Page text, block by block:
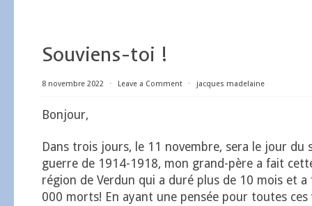
Souviens-toi !
8 novembre 2022 ⋅ Leave a Comment ⋅ jacques madelaine
Bonjour,
Dans trois jours, le 11 novembre, sera le jour du
guerre de 1914-1918, mon grand-père a fait
région de Verdun qui a duré plus de 10 mois et
000 morts! En ayant une pensée pour toutes ces